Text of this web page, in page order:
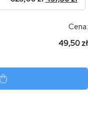
Cena:
49,50 zł